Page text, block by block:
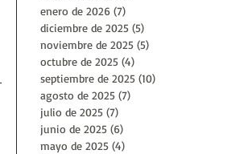
enero de 2026 (7)
diciembre de 2025 (5)
noviembre de 2025 (5)
octubre de 2025 (4)
septiembre de 2025 (10)
agosto de 2025 (7)
julio de 2025 (7)
junio de 2025 (6)
mayo de 2025 (4)